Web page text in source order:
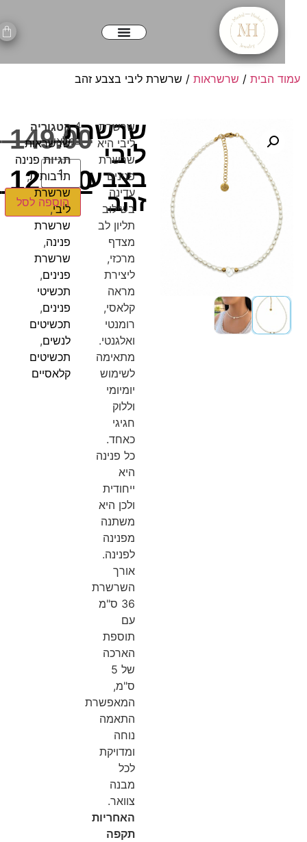
הבית/שרשראות/ שרשרת ליבי בצבע זהב
שרשרת
ליבי
בצבע
זהב
שרשרת
ליבי היא
שרשרת
פנינים
עדינה
בשילוב
תליון לב
מצדף
מרכזי,
ליצירת
מראה
קלאסי,
רומנטי
ואלגנטי.
מתאימה
לשימוש
יומיומי
כאחד.
כל פנינה
ייחודית
ולכן היא
משתנה
מפנינה
לפנינה.
השרשרת
36 ס"מ
תוספת
הארכה
של 5
המאפשרת
התאמה
ומדויקת
מבנה
צוואר.
האחריות
תקפה
₪149.00
₪129.00
4
במלאי
הוספה לסל
קטגוריה
שרשראות
תגיות פנינה
תרבותית,
שרשרת
שרשרת
פנינה,
שרשרת
פנינים,
תכשיטי
פנינים,
תכשיטים
לנשים,
תכשיטים
קלאסיים